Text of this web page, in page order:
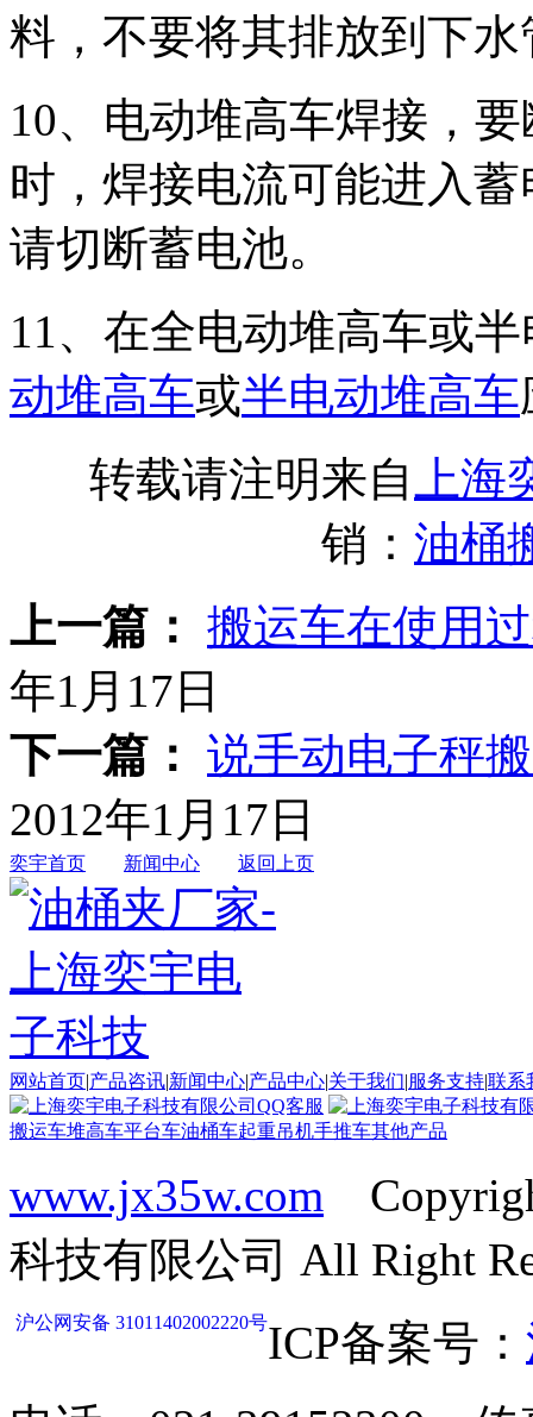
料，不要将其排放到下水
10、电动堆高车焊接，
时，焊接电流可能进入
请切断蓄电池。
11、在全电动堆高车或
动堆高车或半电动堆高车
转载请注明来自
上
销： 油桶
上一篇： 搬运车在使用
年1月17日
下一篇： 说手动电子秤
2012年1月17日
奕宇首页 新闻中心 返回上页
网站首页|产品咨讯|新闻中心|产品中心|关于我们|服务支持|联系
搬运车堆高车平台车油桶车起重吊机手推车其他产品
www.jx35w.com
科技有限公司 All Right
沪公网安备 31011402002220号ICP备案号：